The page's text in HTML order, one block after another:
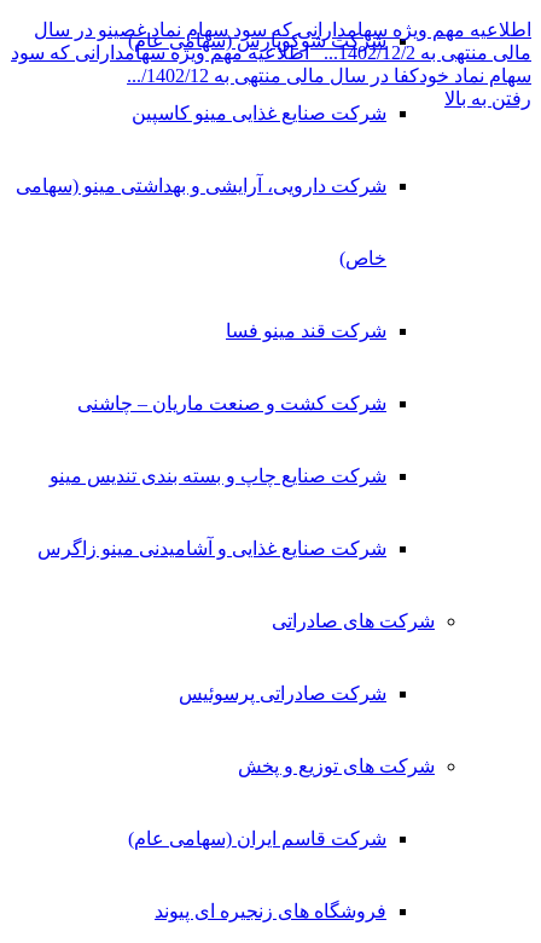
شرکت شوکوپارس (سهامی عام)
شرکت صنایع غذایی مینو کاسپین
شرکت دارویی، آرایشی و بهداشتی مینو (سهامی
خاص)
شرکت قند مینو فسا
شرکت کشت و صنعت ماریان – چاشنی
شرکت صنایع چاپ و بسته بندی تندیس مینو
شرکت صنایع غذایی و آشامیدنی مینو زاگرس
شرکت های صادراتی
شرکت صادراتی پرسوئیس
شرکت های توزیع و پخش
شرکت قاسم ایران (سهامی عام)
فروشگاه های زنجیره ای پیوند
اطلاعیه مهم ویژه سهامدارانی که سود سهام نماد غصینو در سال
مالی منتهی به 1402/12/2...
اطلاعیه مهم ویژه سهامدارانی که سود
سهام نماد خودکفا در سال مالی منتهی به 1402/12/...
رفتن به بالا